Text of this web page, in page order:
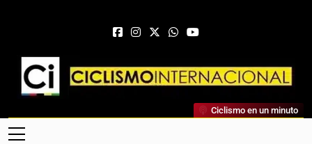
Ciclismo Internacional
Web Dedicada Al Ciclismo Mundial. Entrevistas, Análisis,
Crónicas, Previas Y Más. La Web Ciclista De Referencia.
Ciclismo en un minuto